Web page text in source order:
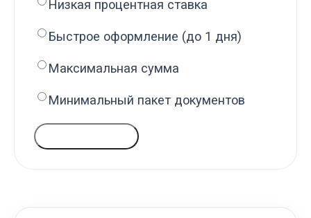
Низкая процентная ставка
Быстрое оформление (до 1 дня)
Максимальная сумма
Минимальный пакет документов